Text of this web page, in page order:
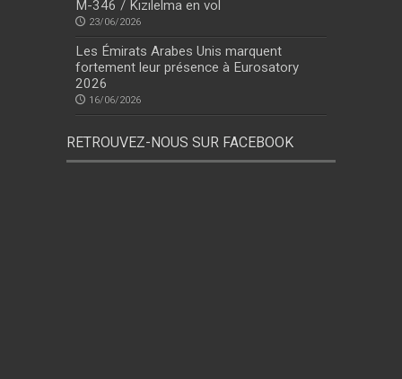
M-346 / Kızılelma en vol
23/06/2026
Les Émirats Arabes Unis marquent
fortement leur présence à Eurosatory
2026
16/06/2026
RETROUVEZ-NOUS SUR FACEBOOK